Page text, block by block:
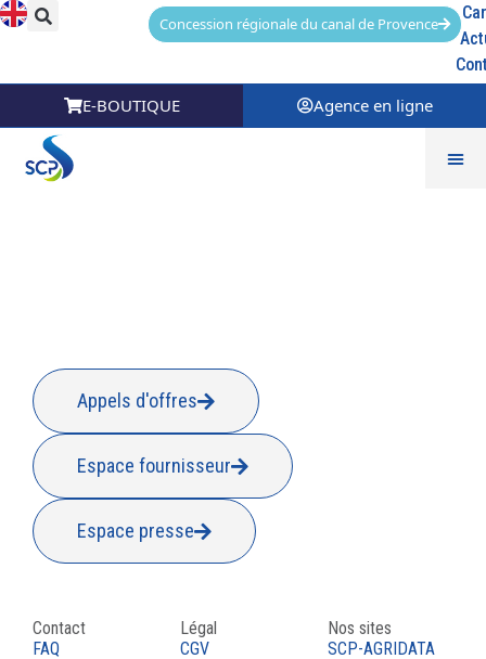
Concession régionale du canal de Provence
E-BOUTIQUE Agence en ligne
Appels d'offres
Espace fournisseur
Espace presse
Contact
FAQ
Légal
CGV
Nos sites
SCP-AGRIDATA